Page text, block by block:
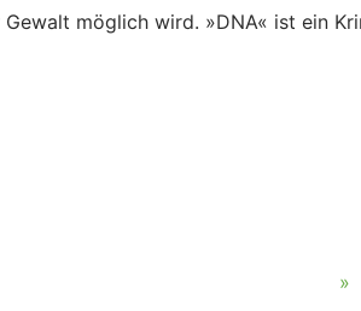
möglich wird. »DNA« ist ein